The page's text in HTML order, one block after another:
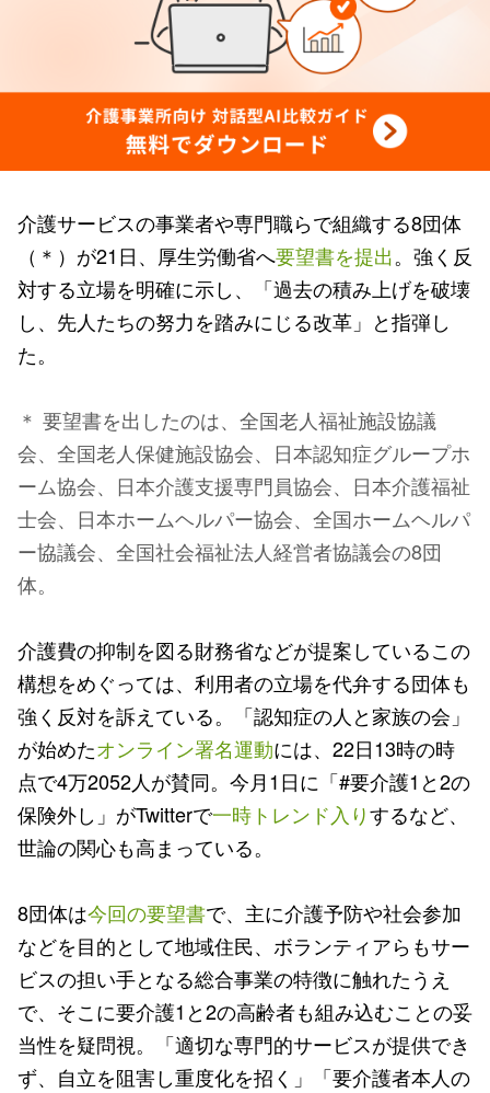
介護サービスの事業者や専門職らで組織する8団体
（＊）が21日、厚生労働省へ要望書を提出。強く反
対する立場を明確に示し、「過去の積み上げを破壊
し、先人たちの努力を踏みにじる改革」と指弾し
た。
＊ 要望書を出したのは、全国老人福祉施設協議
会、全国老人保健施設協会、日本認知症グループホ
ーム協会、日本介護支援専門員協会、日本介護福祉
士会、日本ホームヘルパー協会、全国ホームヘルパ
ー協議会、全国社会福祉法人経営者協議会の8団
体。
介護費の抑制を図る財務省などが提案しているこの
構想をめぐっては、利用者の立場を代弁する団体も
強く反対を訴えている。「認知症の人と家族の会」
が始めたオンライン署名運動には、22日13時の時
点で4万2052人が賛同。今月1日に「#要介護1と2の
保険外し」がTwitterで一時トレンド入りするなど、
世論の関心も高まっている。
8団体は今回の要望書で、主に介護予防や社会参加
などを目的として地域住民、ボランティアらもサー
ビスの担い手となる総合事業の特徴に触れたうえ
で、そこに要介護1と2の高齢者も組み込むことの妥
当性を疑問視。「適切な専門的サービスが提供でき
ず、自立を阻害し重度化を招く」「要介護者本人の